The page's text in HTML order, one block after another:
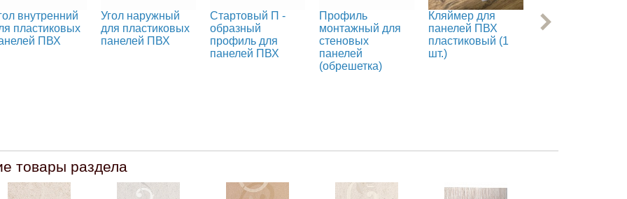
внутренний
пластиковых
ПВХ
Угол наружный
для пластиковых
панелей ПВХ
Стартовый П -
образный
профиль для
панелей ПВХ
Профиль
монтажный для
стеновых
панелей
(обрешетка)
Кляймер для
панелей ПВХ
пластиковый (1
шт.)
Кляймер для
панелей ПВХ
товары раздела